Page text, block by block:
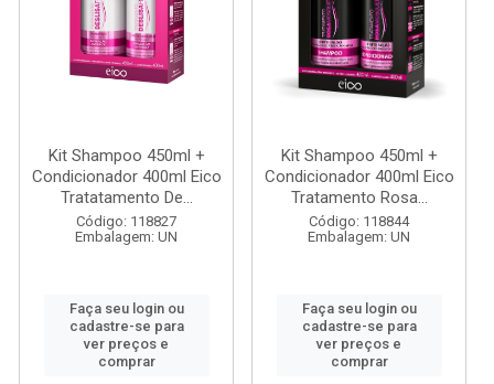
Kit Shampoo 450ml +
Condicionador 400ml Eico
Tratatamento De...
Código: 118827
Embalagem: UN
Faça seu login ou
cadastre-se para
ver preços e
comprar
Kit Shampoo 450ml +
Condicionador 400ml Eico
Tratamento Rosa...
Código: 118844
Embalagem: UN
Faça seu login ou
cadastre-se para
ver preços e
comprar